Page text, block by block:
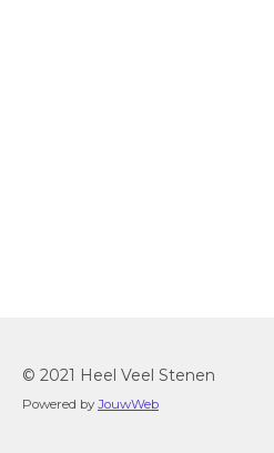
© 2021 Heel Veel Stenen
Powered by JouwWeb